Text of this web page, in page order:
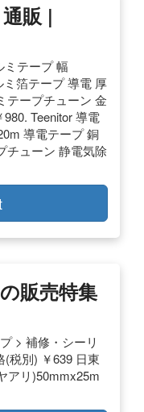
販 |
ミテープ 幅
箔テープ 導電 厚
テープチューン 金
Teenitor 導電
導電テープ 銅
チューン 静電気除
販売特集
> 補修・シーリ
(税別) ￥639 日東
アリ)50mmx25m